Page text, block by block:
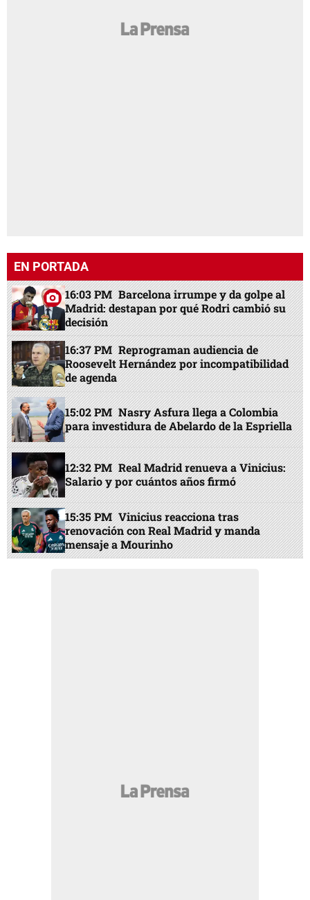
EN PORTADA
16:03 PM Barcelona irrumpe y da golpe al
Madrid: destapan por qué Rodri cambió su
decisión
16:37 PM Reprograman audiencia de
Roosevelt Hernández por incompatibilidad
de agenda
15:02 PM Nasry Asfura llega a Colombia
para investidura de Abelardo de la Espriella
12:32 PM Real Madrid renueva a Vinicius:
Salario y por cuántos años firmó
15:35 PM Vinicius reacciona tras
renovación con Real Madrid y manda
mensaje a Mourinho